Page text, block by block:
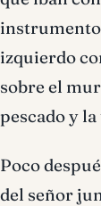
izquierdo
sobre el
pescado y
Poco
del señor